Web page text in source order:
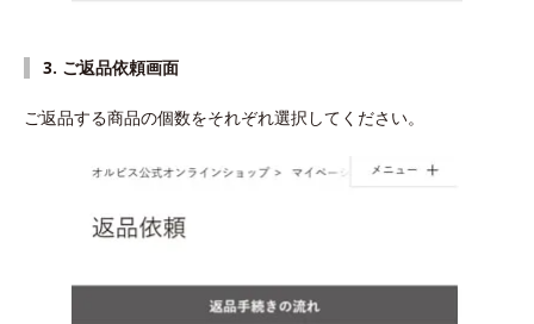
3. ご返品依頼画面
ご返品する商品の個数をそれぞれ選択してください。